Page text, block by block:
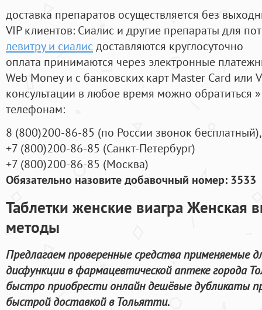
доставка препаратов осуществляется без
VIP клиентов: Сиалис и другие препараты для
левитру и сиалис доставляются круглосуточно
оплата принимаются через электронные
Web Money и с банковских карт Master Card или
консультации в любое время можно обратиться
телефонам:
8 (800)200-86-85 (по России звонок бесплатный),
+7 (800)200-86-85 (Санкт-Петербург)
+7 (800)200-86-85 (Москва)
Обязательно назовите добавочный номер: 3533
Таблетки женские виагра Женская
методы
Предлагаем проверенные средства применяемые
дисфункции в фармацевтической аптеке города
быстро приобрести онлайн дешёвые дубликаты
быстрой доставкой в Тольятти.